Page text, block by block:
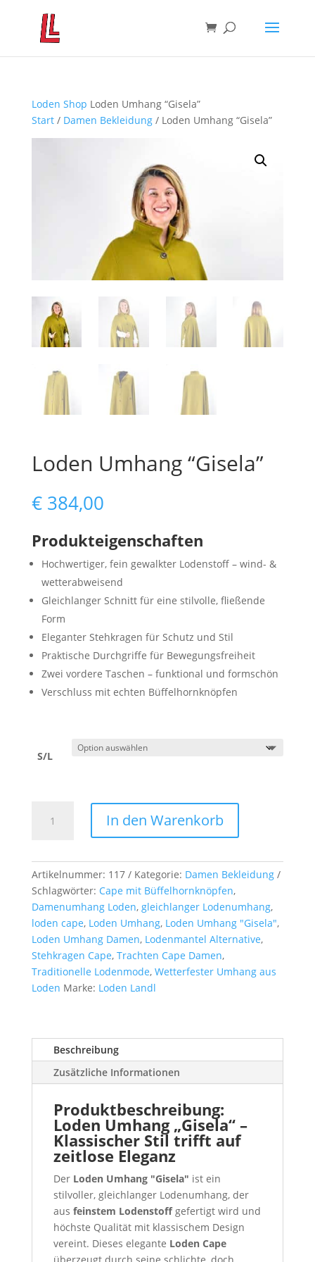
Loden Shop Loden Umhang “Gisela”
Start/ Damen Bekleidung/ Loden Umhang “Gisela”
Loden Umhang “Gisela”
€384,00
Produkteigenschaften
Hochwertiger, fein gewalkter Lodenstoff – wind- &
wetterabweisend
Gleichlanger Schnitt für eine stilvolle, fließende
Form
Eleganter Stehkragen für Schutz und Stil
Praktische Durchgriffe für Bewegungsfreiheit
Zwei vordere Taschen – funktional und formschön
Verschluss mit echten Büffelhornknöpfen
S/L
Umhang
In den Warenkorb
Artikelnummer: 117 Kategorie: Damen Bekleidung
Schlagwörter: Cape mit Büffelhornknöpfen,
Damenumhang Loden, gleichlanger Lodenumhang,
loden cape, Loden Umhang, Loden Umhang "Gisela",
Loden Umhang Damen, Lodenmantel Alternative,
Stehkragen Cape, Trachten Cape Damen,
Traditionelle Lodenmode, Wetterfester Umhang aus
Loden Marke: Loden Landl
Beschreibung
Zusätzliche Informationen
Produktbeschreibung:
Loden Umhang „Gisela“ –
Klassischer Stil trifft auf
zeitlose Eleganz
Der Loden Umhang "Gisela" ist ein
stilvoller, gleichlanger Lodenumhang, der
aus feinstem Lodenstoffgefertigt wird und
höchste Qualität mit klassischem Design
vereint. Dieses elegante Loden Cape
überzeugt durch seine schlichte, doch